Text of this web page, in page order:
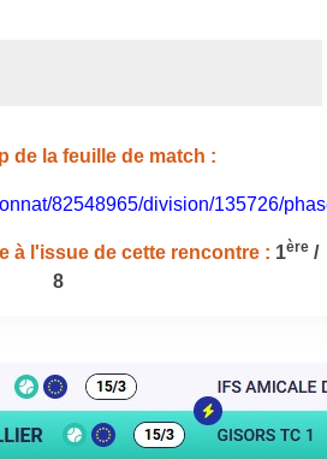
de la feuille de match :
82548965/division/135726/
à l'issue de cette rencontre : 1ère /
8